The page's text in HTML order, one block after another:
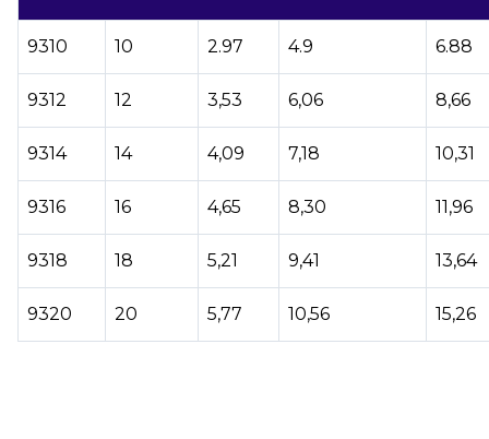
9310 10 2.97 4.9 6.88
9312 12 3,53 6,06 8,66
9314 14 4,09 7,18 10,31
9316 16 4,65 8,30 11,96
9318 18 5,21 9,41 13,64
9320 20 5,77 10,56 15,26